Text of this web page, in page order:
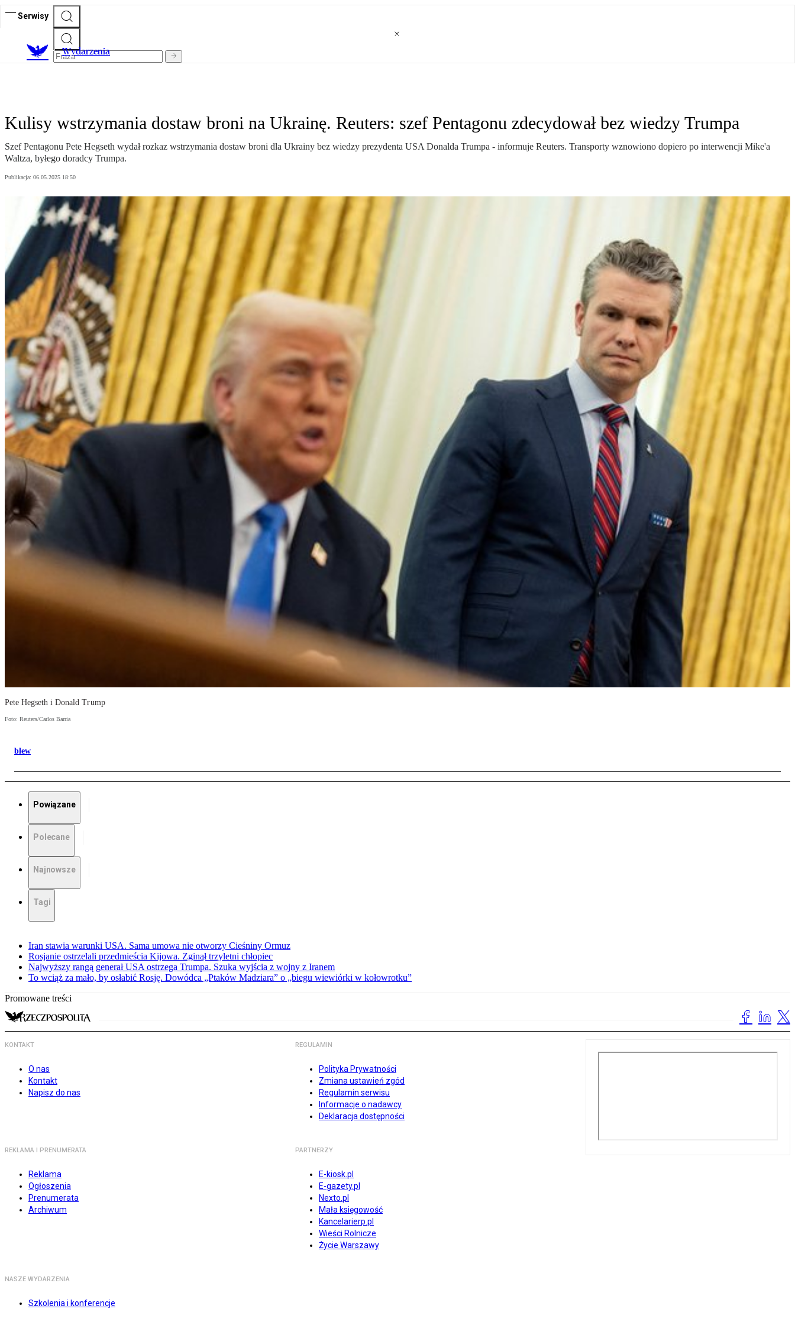
Serwisy
Wydarzenia
Kulisy wstrzymania dostaw broni na Ukrainę. Reuters: szef Pentagonu zdecydował bez wiedzy Trumpa
Szef Pentagonu Pete Hegseth wydał rozkaz wstrzymania dostaw broni dla Ukrainy bez wiedzy prezydenta USA Donalda Trumpa - informuje Reuters. Transporty wznowiono dopiero po interwencji Mike'a
Waltza, byłego doradcy Trumpa.
Publikacja: 06.05.2025 18:50
Pete Hegseth i Donald Trump
Foto: Reuters/Carlos Barria
blew
Powiązane
Polecane
Najnowsze
Tagi
Iran stawia warunki USA. Sama umowa nie otworzy Cieśniny Ormuz
Rosjanie ostrzelali przedmieścia Kijowa. Zginął trzyletni chłopiec
Najwyższy rangą generał USA ostrzega Trumpa. Szuka wyjścia z wojny z Iranem
To wciąż za mało, by osłabić Rosję. Dowódca „Ptaków Madziara” o „biegu wiewiórki w kołowrotku”
Promowane treści
KONTAKT
O nas
Kontakt
Napisz do nas
REGULAMIN
Polityka Prywatności
Zmiana ustawień zgód
Regulamin serwisu
Informacje o nadawcy
Deklaracja dostępności
REKLAMA I PRENUMERATA
Reklama
Ogłoszenia
Prenumerata
Archiwum
PARTNERZY
E-kiosk.pl
E-gazety.pl
Nexto.pl
Mała księgowość
Kancelarierp.pl
Wieści Rolnicze
Życie Warszawy
NASZE WYDARZENIA
Szkolenia i konferencje